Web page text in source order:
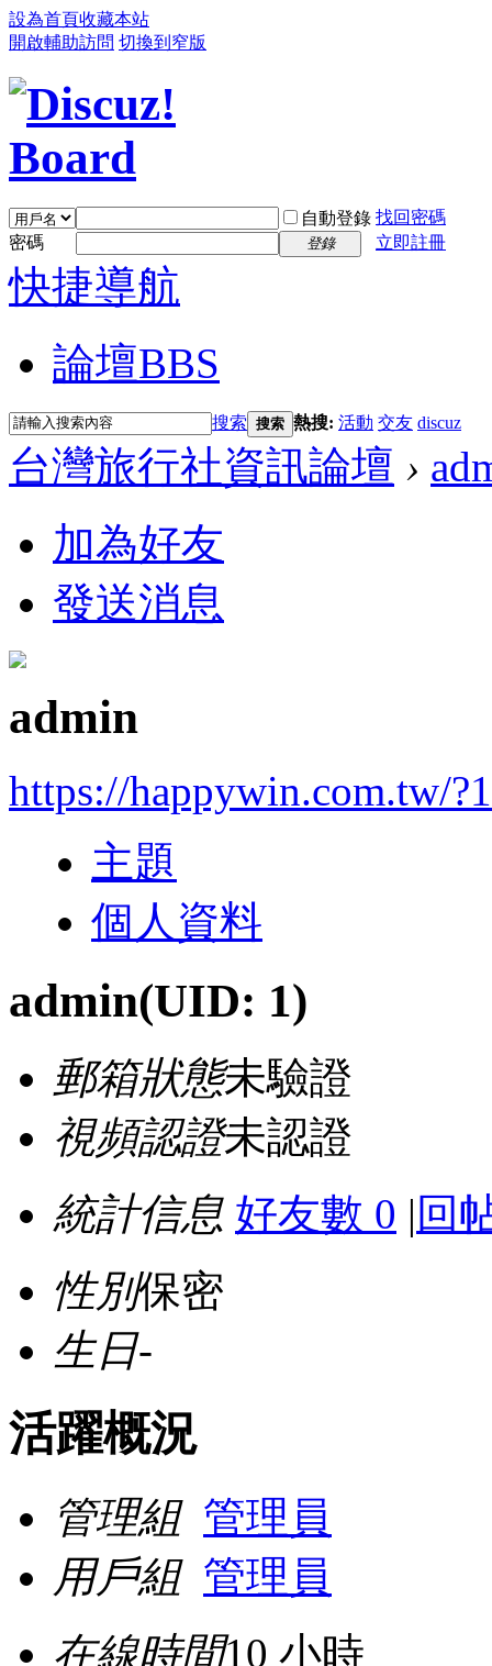
設為首頁收藏本站
開啟輔助訪問 切換到窄版
自動登錄 找回密碼
密碼
登錄 立即註冊
快捷導航
論壇BBS
搜索 搜索 熱搜: 活動 交友 discuz
台灣旅行社資訊論壇 ›
加為好友
發送消息
admin
https://happywin.com.tw/?1
主題
個人資料
admin(UID: 1)
郵箱狀態未驗證
視頻認證未認證
統計信息 好友數 0 | 回
性別保密
生日-
活躍概況
管理組 管理員
用戶組 管理員
在線時間10 小時